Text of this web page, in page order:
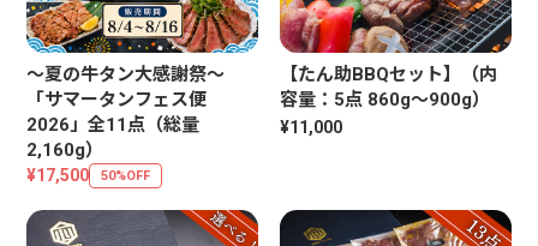
〜夏の牛タン大感謝祭〜
「サマータンフェス便
2026」全11点（総量
2,160g）
¥17,500 50%OFF
【たん助BBQセット】（内
容量：5点 860g～900g）
¥11,000